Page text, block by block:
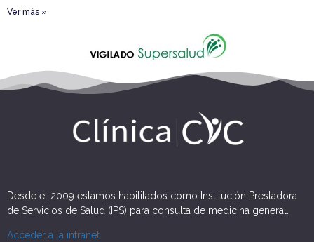
Ver más »
Desde el 2009 estamos habilitados como Institución Prestadora
de Servicios de Salud (IPS) para consulta de medicina general.
Acceder a la intranet